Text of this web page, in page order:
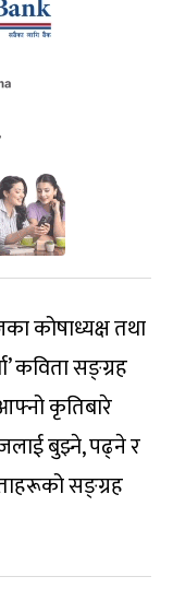
कोषाध्यक्ष तथा
कविता सङ्ग्रह
कृतिबारे
बुझ्ने, पढ्ने र
सङ्ग्रह